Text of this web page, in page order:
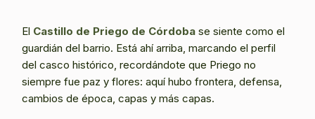
El Castillo de Priego de Córdoba se siente como el
guardián del barrio. Está ahí arriba, marcando el perfil
del casco histórico, recordándote que Priego no
siempre fue paz y flores: aquí hubo frontera, defensa,
cambios de época, capas y más capas.